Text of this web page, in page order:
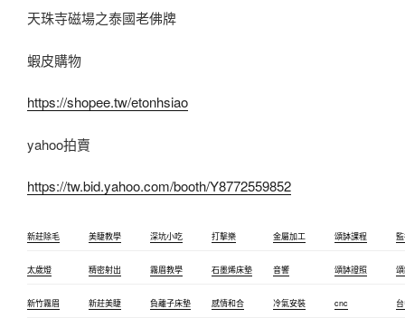
天珠寺磁場之泰國老佛牌
蝦皮購物
https://shopee.tw/etonhsiao
yahoo拍賣
https://tw.bid.yahoo.com/booth/Y8772559852
新莊除毛 美睫教學 深坑小吃 打擊樂 金屬加工 頌缽課程
太歲燈 精密射出 霧眉教學 石墨烯床墊 音響 頌缽證照
新竹霧眉 新莊美睫 負離子床墊 感情和合 冷氣安裝 cnc